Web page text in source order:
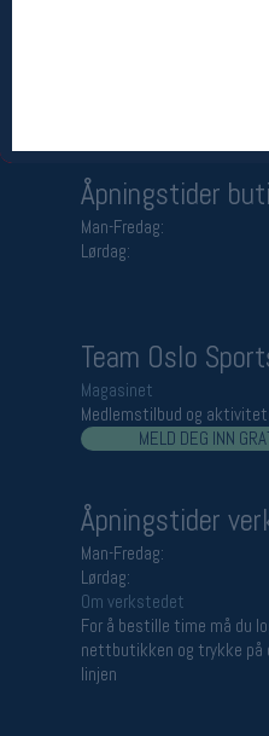
Åpningstider
Man-Fredag:
Lørdag:
Team Oslo
Magasinet
Medlemstilbud og
MELD DEG INN
Åpningstider
Man-Fredag:
Lørdag:
Om verkstedet
For å bestille time må du
nettbutikken og trykke på
linjen